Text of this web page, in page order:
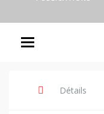
Détails